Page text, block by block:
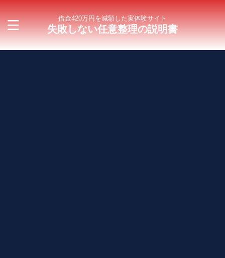
借金420万円を減額した実体験サイト
失敗しない任意整理の説明書